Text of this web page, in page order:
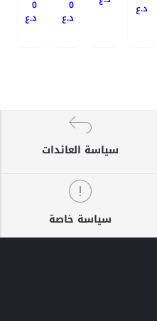
د.ع
0
د.ع
0
د.ع
سياسة العائدات
سياسة خاصة